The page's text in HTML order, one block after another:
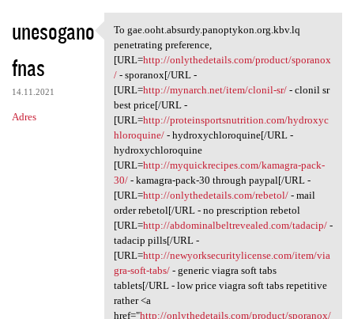
unesogano
fnas
14.11.2021
Adres
To gae.ooht.absurdy
To gae.ooht.absurdy.panoptykon.org.kbv.lq
penetrating preference,
[URL=http://onlythedetails.com/product/sporanox
/- sporanox[/URL -
[URL=http://mynarch.net/item/clonil-sr/- clonil sr
best price[/URL -
[URL=http://proteinsportsnutrition.com/hydroxyc
hloroquine/- hydroxychloroquine[/URL -
hydroxychloroquine
[URL=http://myquickrecipes.com/kamagra-pack-
30/- kamagra-pack-30 through paypal[/URL -
[URL=http://onlythedetails.com/rebetol/- mail
order rebetol[/URL - no prescription rebetol
[URL=http://abdominalbeltrevealed.com/tadacip/-
tadacip pills[/URL -
[URL=http://newyorksecuritylicense.com/item/via
gra-soft-tabs/- generic viagra soft tabs
tablets[/URL - low price viagra soft tabs repetitive
rather <a
href="http://onlythedetails.com/product/sporanox/